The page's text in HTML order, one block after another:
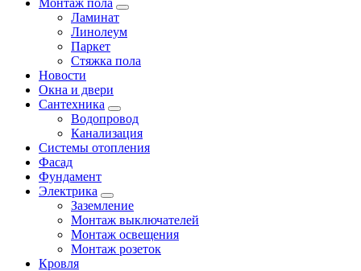
Ламинат
Линолеум
Паркет
Стяжка пола
Новости
Окна и двери
Сантехника
Водопровод
Канализация
Системы отопления
Фасад
Фундамент
Электрика
Заземление
Монтаж выключателей
Монтаж освещения
Монтаж розеток
Кровля